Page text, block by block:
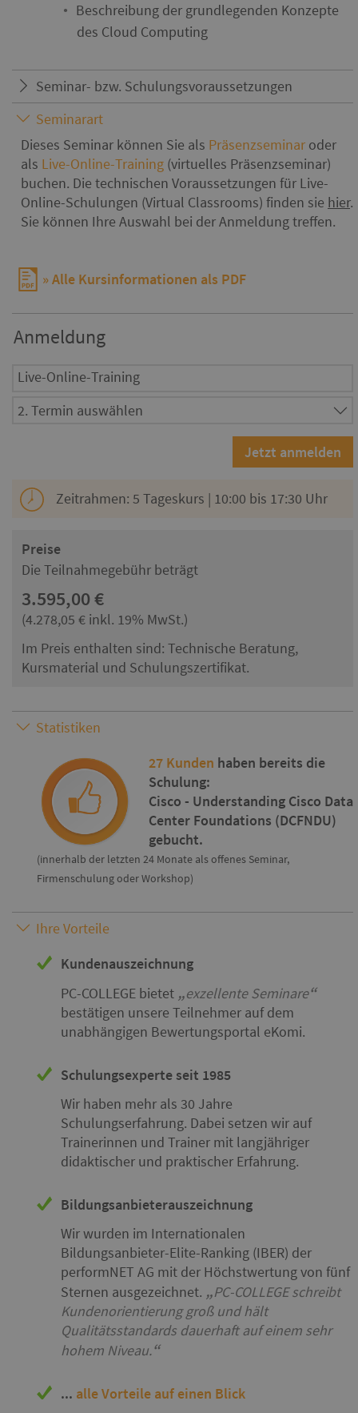
Beschreibung der grundlegenden Konzepte
des Cloud Computing
Seminar- bzw. Schulungsvoraussetzungen
Seminarart
Dieses Seminar können Sie als Präsenzseminar oder
als Live-Online-Training (virtuelles Präsenzseminar)
buchen. Die technischen Voraussetzungen für Live-
Online-Schulungen (Virtual Classrooms) finden sie hier.
Sie können Ihre Auswahl bei der Anmeldung treffen.
Alle Kursinformationen als PDF
Anmeldung
Live-Online-Training
Zeitrahmen: 5 Tageskurs | 10:00 bis 17:30 Uhr
Preise
Die Teilnahmegebühr beträgt
3.595,00 €
(4.278,05 € inkl. 19% MwSt.)
Im Preis enthalten sind: Technische Beratung,
Kursmaterial und Schulungszertifikat.
Statistiken
27 Kunden haben bereits die
Schulung:
Cisco - Understanding Cisco Data
Center Foundations (DCFNDU)
gebucht.
(innerhalb der letzten 24 Monate als offenes Seminar,
Firmenschulung oder Workshop)
Ihre Vorteile
Kundenauszeichnung
PC-COLLEGE bietet
exzellente Seminare
bestätigen unsere Teilnehmer auf dem
unabhängigen Bewertungsportal eKomi.
Schulungsexperte seit 1985
Wir haben mehr als 30 Jahre
Schulungserfahrung. Dabei setzen wir auf
Trainerinnen und Trainer mit langjähriger
didaktischer und praktischer Erfahrung.
Bildungsanbieterauszeichnung
Wir wurden im Internationalen
Bildungsanbieter-Elite-Ranking (IBER) der
performNET AG mit der Höchstwertung von fünf
Sternen ausgezeichnet.
PC-COLLEGE schreibt
Kundenorientierung groß und hält
Qualitätsstandards dauerhaft auf einem sehr
hohem Niveau.
... alle Vorteile auf einen Blick